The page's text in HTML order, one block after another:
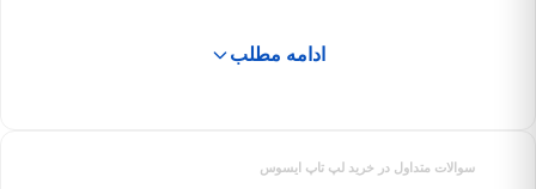
ادامه مطلب
سوالات متداول در خرید لپ تاپ ایسوس